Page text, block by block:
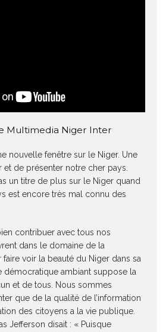
Multimedia Niger Inter
nouvelle fenêtre sur le Niger. Une
et de présenter notre cher pays.
un titre de plus sur le Niger quand
est encore très mal connu des
contribuer avec tous nos
dans le domaine de la
voir la beauté du Niger dans sa
démocratique ambiant suppose la
et de tous. Nous sommes
que de la qualité de l’information
des citoyens a la vie publique.
Jefferson disait : « Puisque